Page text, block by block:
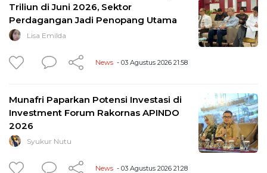
Triliun di Juni 2026, Sektor
Perdagangan Jadi Penopang Utama
Lisa Emilda
News - 03 Agustus 2026 21:58
Munafri Paparkan Potensi Investasi di
Investment Forum Rakornas APINDO
2026
Syukur Nutu
News - 03 Agustus 2026 21:28